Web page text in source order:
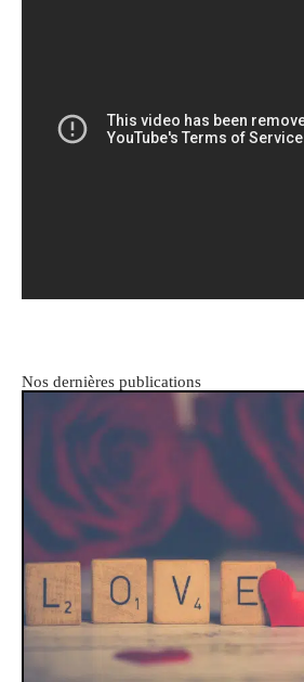
Nos dernières publications